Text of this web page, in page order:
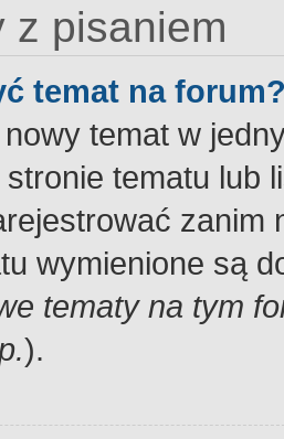
z pisaniem
temat na
temat w
tematu lub
wymienione są
tematy na tym
).